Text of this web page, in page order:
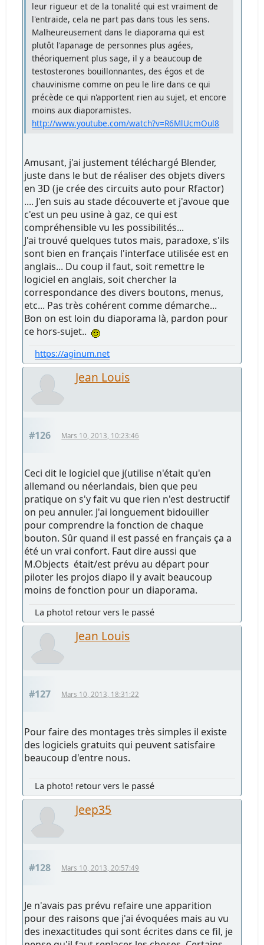
leur rigueur et de la tonalité qui est vraiment de
l'entraide, cela ne part pas dans tous les sens.
Malheureusement dans le diaporama qui est
plutôt l'apanage de personnes plus agées,
théoriquement plus sage, il y a beaucoup de
testosterones bouillonnantes, des égos et de
chauvinisme comme on peu le lire dans ce qui
précède ce qui n'apportent rien au sujet, et encore
moins aux diaporamistes.
http://www.youtube.com/watch?v=R6MlUcmOul8
Amusant, j'ai justement téléchargé Blender,
juste dans le but de réaliser des objets divers
en 3D (je crée des circuits auto pour Rfactor)
.... J'en suis au stade découverte et j'avoue que
c'est un peu usine à gaz, ce qui est
compréhensible vu les possibilités...
J'ai trouvé quelques tutos mais, paradoxe, s'ils
sont bien en français l'interface utilisée est en
anglais... Du coup il faut, soit remettre le
logiciel en anglais, soit chercher la
correspondance des divers boutons, menus,
etc... Pas très cohérent comme démarche...
Bon on est loin du diaporama là, pardon pour
ce hors-sujet..
https://aginum.net
Jean Louis
#126 Mars 10, 2013, 10:23:46
Ceci dit le logiciel que j(utilise n'était qu'en
allemand ou néerlandais, bien que peu
pratique on s'y fait vu que rien n'est destructif
on peu annuler. J'ai longuement bidouiller
pour comprendre la fonction de chaque
bouton. Sûr quand il est passé en français ça a
été un vrai confort. Faut dire aussi que
M.Objects était/est prévu au départ pour
piloter les projos diapo il y avait beaucoup
moins de fonction pour un diaporama.
La photo! retour vers le passé
Jean Louis
#127 Mars 10, 2013, 18:31:22
Pour faire des montages très simples il existe
des logiciels gratuits qui peuvent satisfaire
beaucoup d'entre nous.
La photo! retour vers le passé
Jeep35
#128 Mars 10, 2013, 20:57:49
Je n'avais pas prévu refaire une apparition
pour des raisons que j'ai évoquées mais au vu
des inexactitudes qui sont écrites dans ce fil, je